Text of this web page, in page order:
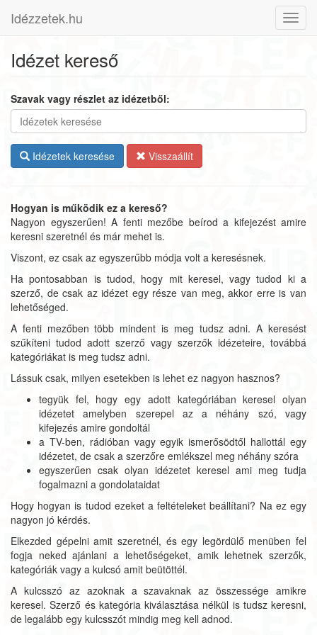
Idézzetek.hu
Idézet kereső
Szavak vagy részlet az idézetből:
Idézetek keresése Visszaállít
Hogyan is működik ez a kereső?
Nagyon egyszerűen! A fenti mezőbe beírod a kifejezést amire
keresni szeretnél és már mehet is.
Viszont, ez csak az egyszerűbb módja volt a keresésnek.
Ha pontosabban is tudod, hogy mit keresel, vagy tudod ki a
szerző, de csak az idézet egy része van meg, akkor erre is van
lehetőséged.
A fenti mezőben több mindent is meg tudsz adni. A keresést
szűkíteni tudod adott szerző vagy szerzők idézeteire, továbbá
kategóriákat is meg tudsz adni.
Lássuk csak, milyen esetekben is lehet ez nagyon hasznos?
tegyük fel, hogy egy adott kategóriában keresel olyan
idézetet amelyben szerepel az a néhány szó, vagy
kifejezés amire gondoltál
a TV-ben, rádióban vagy egyik ismerősödtől hallottál egy
idézetet, de csak a szerzőre emlékszel meg néhány szóra
egyszerűen csak olyan idézetet keresel ami meg tudja
fogalmazni a gondolataidat
Hogy hogyan is tudod ezeket a feltételeket beállítani? Na ez egy
nagyon jó kérdés.
Elkezded gépelni amit szeretnél, és egy legördülő menüben fel
fogja neked ajánlani a lehetőségeket, amik lehetnek szerzők,
kategóriák vagy a kulcsó amit beütöttél.
A kulcsszó az azoknak a szavaknak az összessége amikre
keresel. Szerző és kategória kiválasztása nélkül is tudsz keresni,
de legalább egy kulcsszót mindig meg kell adnod.